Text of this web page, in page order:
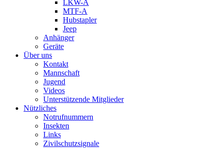
LKW-A
MTF-A
Hubstapler
Jeep
Anhänger
Geräte
Über uns
Kontakt
Mannschaft
Jugend
Videos
Unterstützende Mitglieder
Nützliches
Notrufnummern
Insekten
Links
Zivilschutzsignale